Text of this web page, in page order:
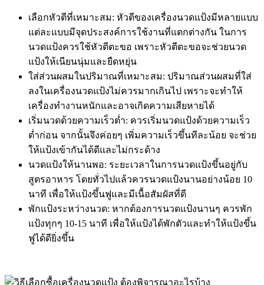
เลือกหัวตีที่เหมาะสม: หัวตีของเครื่องนวดแป้งมีหลายแบบ
แต่ละแบบมีจุดประสงค์การใช้งานที่แตกต่างกัน ในการ
นวดแป้งควรใช้หัวตีตะขอ เพราะหัวตีตะขอจะช่วยนวด
แป้งให้เนียนนุ่มและยืดหยุ่น
ใส่ส่วนผสมในปริมาณที่เหมาะสม: ปริมาณส่วนผสมที่ใส่
ลงในเครื่องนวดแป้งไม่ควรมากเกินไป เพราะจะทำให้
เครื่องทำงานหนักและอาจเกิดความเสียหายได้
เริ่มนวดด้วยความเร็วต่ำ: ควรเริ่มนวดแป้งด้วยความเร็ว
ต่ำก่อน จากนั้นจึงค่อยๆ เพิ่มความเร็วขึ้นทีละน้อย จะช่วย
ให้แป้งเข้ากันได้ดีและไม่กระด้าง
นวดแป้งให้นานพอ: ระยะเวลาในการนวดแป้งขึ้นอยู่กับ
สูตรอาหาร โดยทั่วไปแล้วควรนวดแป้งนานอย่างน้อย 10
นาที เพื่อให้แป้งขึ้นฟูและมีเนื้อสัมผัสที่ดี
พักแป้งระหว่างนวด: หากต้องการนวดแป้งนานๆ ควรพัก
แป้งทุกๆ 10-15 นาที เพื่อให้แป้งได้พักตัวและทำให้แป้งขึ้น
ฟูได้ดียิ่งขึ้น